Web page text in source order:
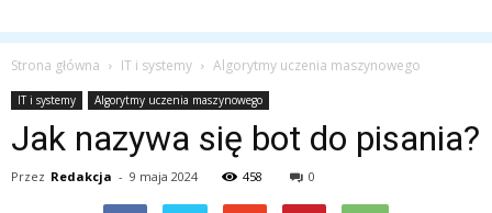
Strona główna IT i systemy Algorytmy uczenia maszynowego
IT i systemy Algorytmy uczenia maszynowego
Jak nazywa się bot do pisania?
Przez Redakcja - 9 maja 2024 458 0